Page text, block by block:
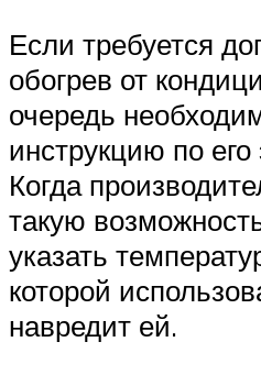
Если требуется
обогрев от
очередь
инструкцию по его
Когда
такую
указать
которой
навредит ей.